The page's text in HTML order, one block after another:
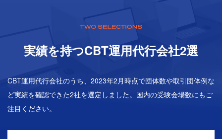
実績を持つCBT運⽤代⾏会社2選
CBT運用代行会社のうち、2023年2月時点で団体数や取引団体例な
ど実績を確認できた2社を選定しました。国内の受験会場数にもご
注目ください。